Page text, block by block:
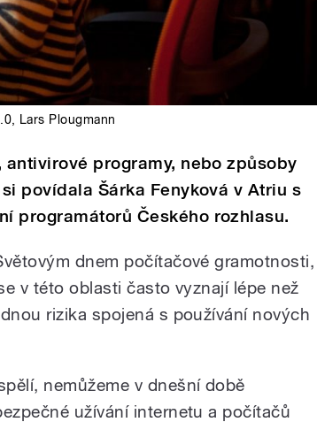
, Lars Plougmann
programy, nebo způsoby
povídala Šárka Fenyková v Atriu s
programátorů Českého rozhlasu.
dnem počítačové gramotnosti,
v této oblasti často vyznají lépe než
rizika spojená s používání nových
nemůžeme v dnešní době
užívání internetu a počítačů